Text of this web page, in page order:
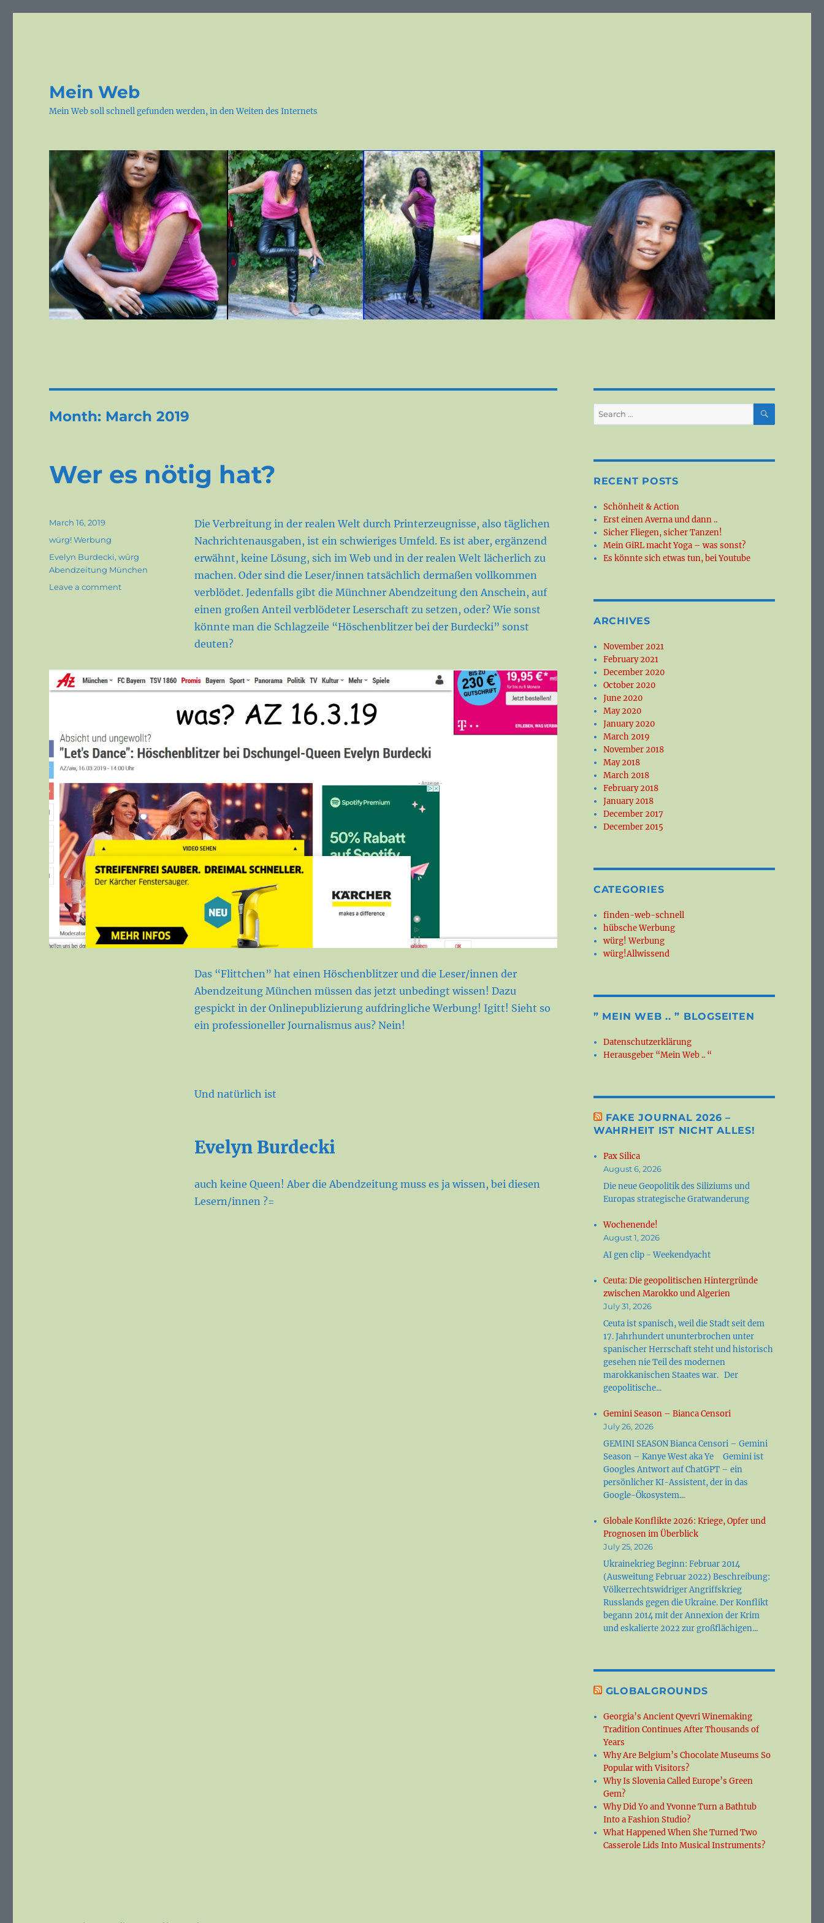
Mein Web
Mein Web soll schnell gefunden werden, in den Weiten des Internets
Month: March 2019
Wer es nötig hat?
Die Verbreitung in der realen Welt durch Printerzeugnisse, also täglichen
Nachrichtenausgaben, ist ein schwieriges Umfeld. Es ist aber, ergänzend
erwähnt, keine Lösung, sich im Web und in der realen Welt lächerlich zu
machen. Oder sind die Leser/innen tatsächlich dermaßen vollkommen
verblödet. Jedenfalls gibt die Münchner Abendzeitung den Anschein, auf
einen großen Anteil verblödeter Leserschaft zu setzen, oder? Wie sonst
könnte man die Schlagzeile “Höschenblitzer bei der Burdecki” sonst
deuten?
Das “Flittchen” hat einen Höschenblitzer und die Leser/innen der
Abendzeitung München müssen das jetzt unbedingt wissen! Dazu
gespickt in der Onlinepublizierung aufdringliche Werbung! Igitt! Sieht so
ein professioneller Journalismus aus? Nein!
Und natürlich ist
Evelyn Burdecki
auch keine Queen! Aber die Abendzeitung muss es ja wissen, bei diesen
Lesern/innen ?=
Posted
on
March 16, 2019
Categories
würg! Werbung
Tags
Evelyn Burdecki,würg
Abendzeitung München
Leave a commenton
Search
for:
SEARCH
RECENT POSTS
Schönheit & Action
Erst einen Averna und dann ..
Sicher Fliegen, sicher Tanzen!
Mein GiRL macht Yoga – was sonst?
Es könnte sich etwas tun, bei Youtube
ARCHIVES
November 2021
February 2021
December 2020
October 2020
June 2020
May 2020
January 2020
March 2019
November 2018
May 2018
March 2018
February 2018
January 2018
December 2017
December 2015
CATEGORIES
finden-web-schnell
hübsche Werbung
würg! Werbung
würg!Allwissend
” MEIN WEB .. ” BLOGSEITEN
Datenschutzerklärung
Herausgeber “Mein Web .. “
FAKE JOURNAL 2026 –
WAHRHEIT IST NICHT ALLES!
Pax Silica
August 6, 2026
Die neue Geopolitik des Siliziums und
Europas strategische Gratwanderung
Wochenende!
August 1, 2026
AI gen clip - Weekendyacht
Ceuta: Die geopolitischen Hintergründe
zwischen Marokko und Algerien
July 31, 2026
Ceuta ist spanisch, weil die Stadt seit dem
17. Jahrhundert ununterbrochen unter
spanischer Herrschaft steht und historisch
gesehen nie Teil des modernen
marokkanischen Staates war. Der
geopolitische...
Gemini Season – Bianca Censori
July 26, 2026
GEMINI SEASON Bianca Censori – Gemini
Season – Kanye West aka Ye Gemini ist
Googles Antwort auf ChatGPT – ein
persönlicher KI-Assistent, der in das
Google-Ökosystem...
Globale Konflikte 2026: Kriege, Opfer und
Prognosen im Überblick
July 25, 2026
Ukrainekrieg Beginn: Februar 2014
(Ausweitung Februar 2022) Beschreibung:
Völkerrechtswidriger Angriffskrieg
Russlands gegen die Ukraine. Der Konflikt
begann 2014 mit der Annexion der Krim
und eskalierte 2022 zur großflächigen...
GLOBALGROUNDS
Georgia’s Ancient Qvevri Winemaking
Tradition Continues After Thousands of
Years
Why Are Belgium’s Chocolate Museums So
Popular with Visitors?
Why Is Slovenia Called Europe’s Green
Gem?
Why Did Yo and Yvonne Turn a Bathtub
Into a Fashion Studio?
What Happened When She Turned Two
Casserole Lids Into Musical Instruments?